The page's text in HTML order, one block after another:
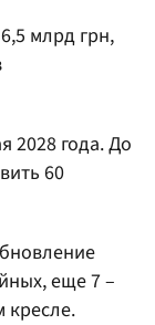
млрд грн,
2028 года. До
60
еще 7 –
кресле.